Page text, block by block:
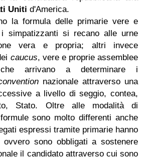
Uniti d'America.
la formula delle primarie vere e
simpatizzanti si recano alle urne
vera e propria; altri invece
caucus, vere e proprie assemblee
arrivano a determinare i
nazionale attraverso una
a livello di seggio, contea,
Stato. Oltre alle modalità di
sono molto differenti anche
espressi tramite primarie hanno
sono obbligati a sostenere
il candidato attraverso cui sono